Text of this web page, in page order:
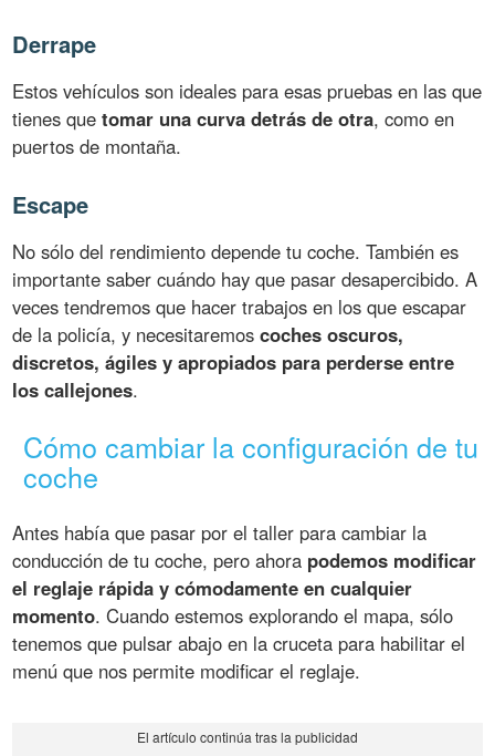
Derrape
Estos vehículos son ideales para esas pruebas en las que
tienes quetomar una curva detrás de otra, como en
puertos de montaña.
Escape
No sólo del rendimiento depende tu coche. También es
importante saber cuándo hay que pasar desapercibido. A
veces tendremos que hacer trabajos en los que escapar
de la policía, y necesitaremoscoches oscuros,
discretos, ágiles y apropiados para perderse entre
los callejones.
Cómo cambiar la configuración de tu
coche
Antes había que pasar por el taller para cambiar la
conducción de tu coche, pero ahora podemos modificar
el reglaje rápida y cómodamente en cualquier
momento. Cuando estemos explorando el mapa, sólo
tenemos que pulsar abajo en la cruceta para habilitar el
menú que nos permite modificar el reglaje.